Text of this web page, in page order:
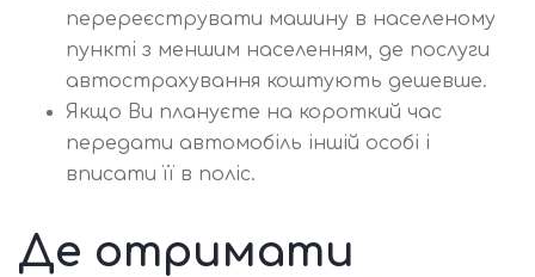
перереєструвати машину в населеному
пункті з меншим населенням, де послуги
автострахування коштують дешевше.
Якщо Ви плануєте на короткий час
передати автомобіль іншій особі і
вписати її в поліс.
Де отримати